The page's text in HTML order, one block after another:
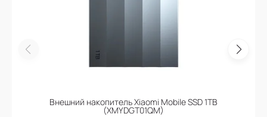
Внешний накопитель Xiaomi Mobile SSD 1TB
(XMYDGT01QM)